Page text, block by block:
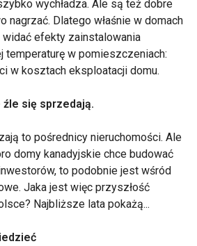
wychładza. Ale są też dobre
nagrzać. Dlatego właśnie w domach
widać efekty zainstalowania
temperaturę w pomieszczeniach:
w kosztach eksploatacji domu.
źle się sprzedają.
to pośrednicy nieruchomości. Ale
domy kanadyjskie chce budować
to podobnie jest wśród
Jaka jest więc przyszłość
Najbliższe lata pokażą...